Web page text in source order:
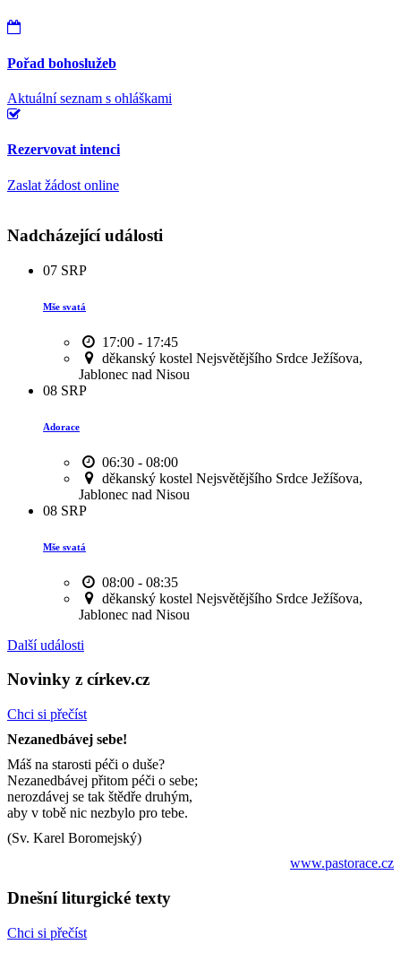
Pořad bohoslužeb
Aktuální seznam s ohláškami
Rezervovat intenci
Zaslat žádost online
Nadcházející události
07 SRP
Mše svatá
17:00 - 17:45
děkanský kostel Nejsvětějšího Srdce Ježíšova,
Jablonec nad Nisou
08 SRP
Adorace
06:30 - 08:00
děkanský kostel Nejsvětějšího Srdce Ježíšova,
Jablonec nad Nisou
08 SRP
Mše svatá
08:00 - 08:35
děkanský kostel Nejsvětějšího Srdce Ježíšova,
Jablonec nad Nisou
Další události
Novinky z církev.cz
Chci si přečíst
Nezanedbávej sebe!
Máš na starosti péči o duše?
Nezanedbávej přitom péči o sebe;
nerozdávej se tak štědře druhým,
aby v tobě nic nezbylo pro tebe.
(Sv. Karel Boromejský)
www.pastorace.cz
Dnešní liturgické texty
Chci si přečíst